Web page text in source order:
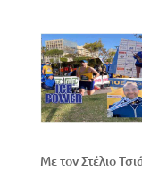
Με τον Στέλιο